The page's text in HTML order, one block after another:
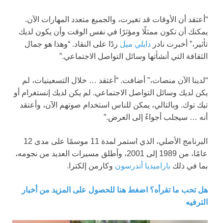
“أعتقد أن الأوقات قد تغيرت، والجميع متعدد المهارات الآن.
يمكنك أن تكون ممثلًا ومؤثرًا في نفس الوقت وأن يكون لديك
تأثير،” أخبرت نادر دايلي ميل ردًا على النقاد. “وهذا هو جمال
الثقافة التي أنشأتها وسائل التواصل الاجتماعي.”
“لدينا الآن منصات،” أضافت. “أعتقد … خلال التسعينيات، لم
يكن لديك وسائل التواصل الاجتماعي. لم يكن لديك إنستغرام أو
تيك توك. وبالتالي، يمكن للناس استخدام صوتهم الآن، وأعتقد
أنه … سيجلب أجواءً إلى العرض.”
البرنامج الأصلي، الذي استمر لمدة 11 موسمًا على مدى 12
عامًا، من 1989 إلى 2001، وأطلق مسيرات العديد من نجومه،
بما في ذلك باراميديا أندرسون وكارمن إلكترا.
هل تحب ما تقرأه؟ اضغط هنا للحصول على المزيد من أخبار
الترفيه